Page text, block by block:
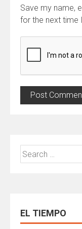
Save my name,
for the next time
Search
for:
EL TIEMPO